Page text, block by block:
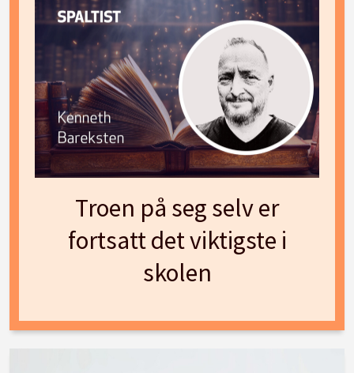
Troen på seg selv er
fortsatt det viktigste i
skolen